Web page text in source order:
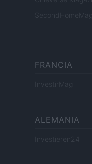
FRANCIA
InvestirMag
ALEMANIA
Investieren24